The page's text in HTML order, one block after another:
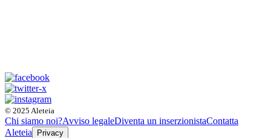
© 2025 Aleteia
Chi siamo noi?Avviso legaleDiventa un inserzionistaContatta
Aleteia
Privacy